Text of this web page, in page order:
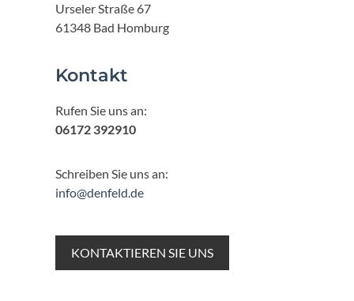
Urseler Straße 67
61348 Bad Homburg
Kontakt
Rufen Sie uns an:
06172 392910
Schreiben Sie uns an:
info@denfeld.de
KONTAKTIEREN SIE UNS